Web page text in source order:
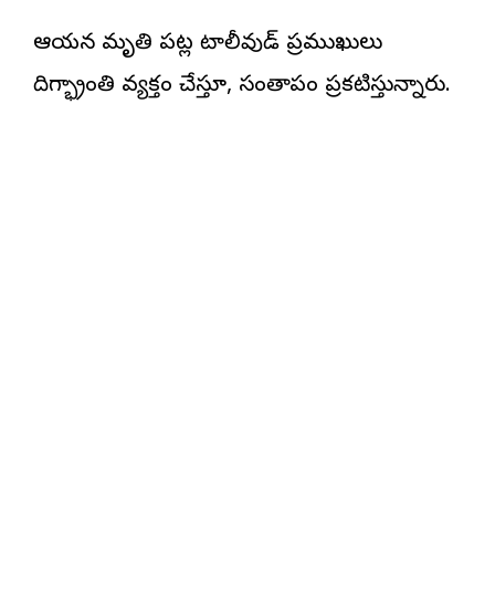
ఆయన మృతి పట్ల టాలీవుడ్ ప్రముఖులు
దిగ్భ్రాంతి వ్యక్తం చేస్తూ, సంతాపం ప్రకటిస్తున్నారు.